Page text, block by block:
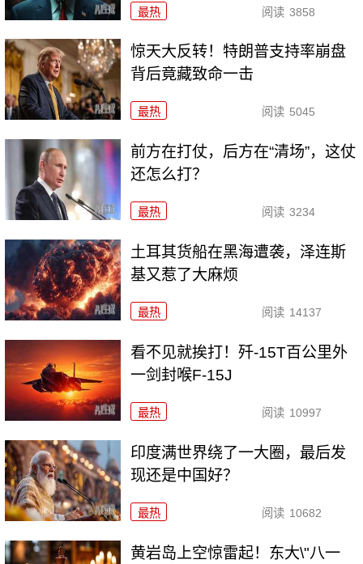
最热 阅读 3858
惊天大反转！特朗普支持率崩盘
背后竟藏致命一击
最热 阅读 5045
前方在打仗，后方在“清场”，这仗
还怎么打？
最热 阅读 3234
土耳其货船在黑海遭袭，泽连斯
基又惹了大麻烦
最热 阅读 14137
看不见就挨打！歼-15T百公里外
一剑封喉F-15J
最热 阅读 10997
印度满世界绕了一大圈，最后发
现还是中国好？
最热 阅读 10682
黄岩岛上空惊雷起！东大\"八一